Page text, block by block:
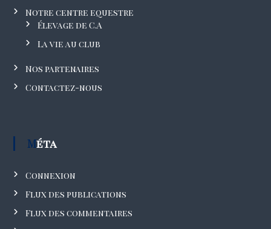
Notre centre equestre
Élevage de C.A
La vie au club
Nos partenaires
Contactez-nous
Méta
Connexion
Flux des publications
Flux des commentaires